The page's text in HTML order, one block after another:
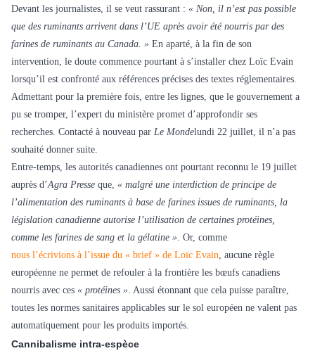
Devant les journalistes, il se veut rassurant : « Non, il n’est pas possible
que des ruminants arrivent dans l’UE après avoir été nourris par des
farines de ruminants au Canada. » En aparté, à la fin de son
intervention, le doute commence pourtant à s’installer chez Loïc Evain
lorsqu’il est confronté aux références précises des textes réglementaires.
Admettant pour la première fois, entre les lignes, que le gouvernement a
pu se tromper, l’expert du ministère promet d’approfondir ses
recherches. Contacté à nouveau par Le Mondelundi 22 juillet, il n’a pas
souhaité donner suite.
Entre-temps, les autorités canadiennes ont pourtant reconnu le 19 juillet
auprès d’Agra Presse que, « malgré une interdiction de principe de
l’alimentation des ruminants à base de farines issues de ruminants, la
législation canadienne autorise l’utilisation de certaines protéines,
comme les farines de sang et la gélatine ». Or, comme
nous l’écrivions à l’issue du « brief » de Loïc Evain, aucune règle
européenne ne permet de refouler à la frontière les bœufs canadiens
nourris avec ces « protéines ». Aussi étonnant que cela puisse paraître,
toutes les normes sanitaires applicables sur le sol européen ne valent pas
automatiquement pour les produits importés.
Cannibalisme intra-espèce